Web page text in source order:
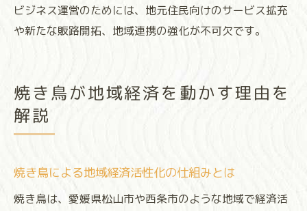
ビジネス運営のためには、地元住民向けのサービス拡充
や新たな販路開拓、地域連携の強化が不可欠です。
焼き鳥が地域経済を動かす理由を
解説
焼き鳥による地域経済活性化の仕組みとは
焼き鳥は、愛媛県松山市や西条市のような地域で経済活